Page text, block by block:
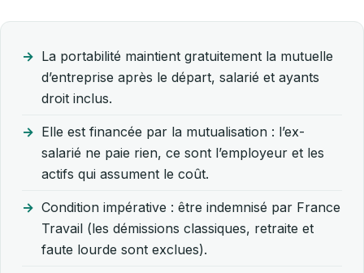
La portabilité maintient gratuitement la mutuelle
d’entreprise après le départ, salarié et ayants
droit inclus.
Elle est financée par la mutualisation : l’ex-
salarié ne paie rien, ce sont l’employeur et les
actifs qui assument le coût.
Condition impérative : être indemnisé par France
Travail (les démissions classiques, retraite et
faute lourde sont exclues).